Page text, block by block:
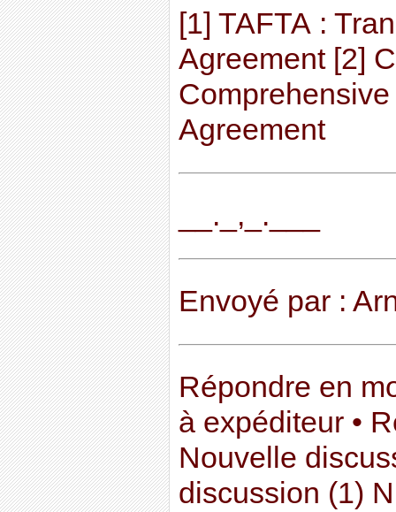
[1] TAFTA :
Agreement [2]
Agreement
__._,_.___
Envoyé par :
Répondre en
à expéditeur •
Nouvelle
discussion (1)